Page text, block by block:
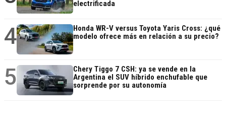
electrificada
4
Honda WR-V versus Toyota Yaris Cross: ¿qué
modelo ofrece más en relación a su precio?
5
Chery Tiggo 7 CSH: ya se vende en la
Argentina el SUV híbrido enchufable que
sorprende por su autonomía